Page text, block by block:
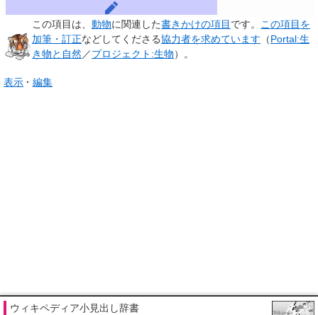
この項目は、 動物に関連した書きかけの項目 です。
この項目を
加筆・訂正などしてくださる協力者を求めています （Portal:生
き物と自然 ／プロジェクト:生物）。
表示 編集
ウィキペディア小見出し辞書